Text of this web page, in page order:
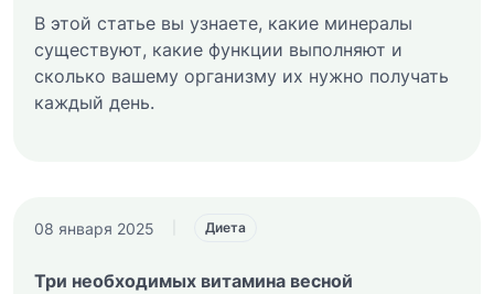
В этой статье вы узнаете, какие минералы
существуют, какие функции выполняют и
сколько вашему организму их нужно получать
каждый день.
08 января 2025 Диета
Три необходимых витамина весной